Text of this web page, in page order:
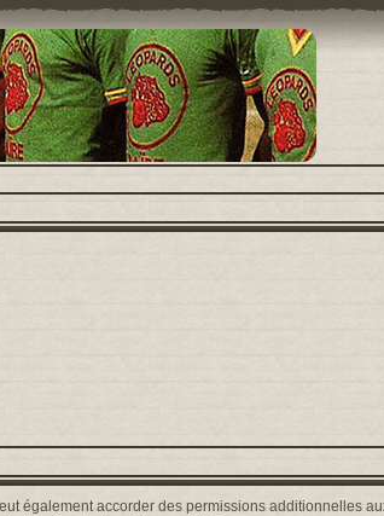
également accorder des permissions additionnelles